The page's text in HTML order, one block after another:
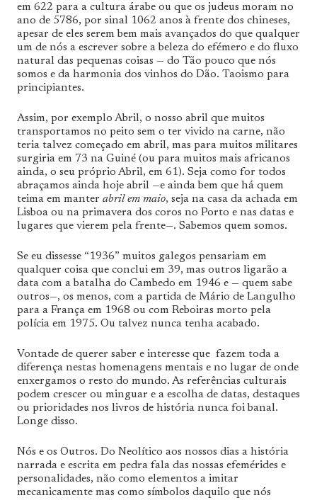
em 622 para a cultura árabe ou que os judeus moram no
ano de 5786, por sinal 1062 anos à frente dos chineses,
apesar de eles serem bem mais avançados do que qualquer
um de nós a escrever sobre a beleza do efémero e do fluxo
natural das pequenas coisas — do Tão pouco que nós
somos e da harmonia dos vinhos do Dão. Taoismo para
principiantes.
Assim, por exemplo Abril, o nosso abril que muitos
transportamos no peito sem o ter vivido na carne, não
teria talvez começado em abril, mas para muitos militares
surgiria em 73 na Guiné (ou para muitos mais africanos
ainda, o seu próprio Abril, em 61). Seja como for todos
abraçamos ainda hoje abril —e ainda bem que há quem
teima em manter abril em maio, seja na casa da achada em
Lisboa ou na primavera dos coros no Porto e nas datas e
lugares que vierem pela frente—. Sabemos quem somos.
Se eu dissesse “1936” muitos galegos pensariam em
qualquer coisa que conclui em 39, mas outros ligarão a
data com a batalha do Cambedo em 1946 e — quem sabe
outros—, os menos, com a partida de Mário de Langulho
para a França em 1968 ou com Reboiras morto pela
polícia em 1975. Ou talvez nunca tenha acabado.
Vontade de querer saber e interesse que fazem toda a
diferença nestas homenagens mentais e no lugar de onde
enxergamos o resto do mundo. As referências culturais
podem crescer ou minguar e a escolha de datas, destaques
ou prioridades nos livros de história nunca foi banal.
Longe disso.
Nós e os Outros. Do Neolítico aos nossos dias a história
narrada e escrita em pedra fala das nossas efemérides e
personalidades, não como elementos a imitar
mecanicamente mas como símbolos daquilo que nós